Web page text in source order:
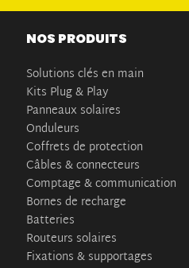
NOS PRODUITS
Solutions clés en main
Kits Plug & Play
Panneaux solaires
Onduleurs
Coffrets de protection
Câbles & connecteurs
Comptage & communication
Bornes de recharge
Batteries
Routeurs solaires
Fixations & supportages